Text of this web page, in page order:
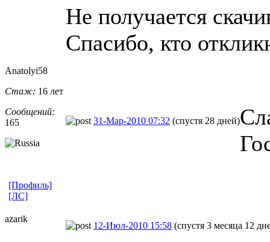
Не получается
Спасибо, кто
Anatolyi58
Стаж: 16 лет
Сообщений:
165
31-Мар-2010 07:32 (спустя 28 дней)
[Профиль]
[ЛС]
azarik
12-Июл-2010 15:58 (спустя 3 месяца 12